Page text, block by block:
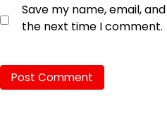
Save my name, email,
the next time I comment.